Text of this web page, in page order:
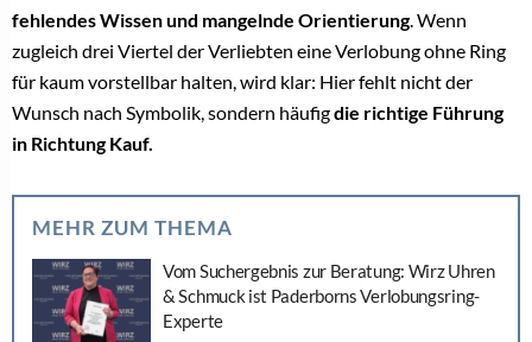
fehlendes Wissen und mangelnde Orientierung. Wenn
zugleich drei Viertel der Verliebten eine Verlobung ohne Ring
für kaum vorstellbar halten, wird klar: Hier fehlt nicht der
Wunsch nach Symbolik, sondern häufigdie richtige Führung
in Richtung Kauf.
MEHR ZUM THEMA
Vom Suchergebnis zur Beratung: Wirz Uhren
& Schmuck ist Paderborns Verlobungsring-
Experte